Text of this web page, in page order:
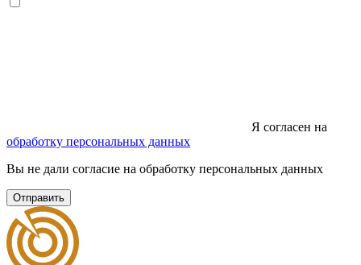
Я согласен на
обработку персональных данных
Вы не дали согласие на обработку персональных данных
Отправить